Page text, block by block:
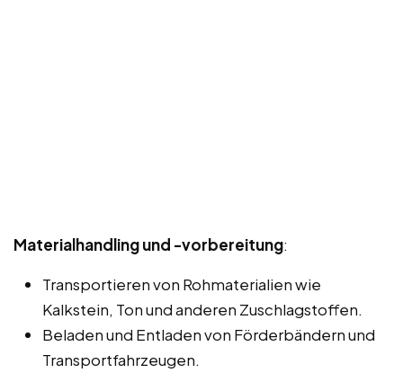
Materialhandling und -vorbereitung:
Transportieren von Rohmaterialien wie
Kalkstein, Ton und anderen Zuschlagstoffen.
Beladen und Entladen von Förderbändern und
Transportfahrzeugen.